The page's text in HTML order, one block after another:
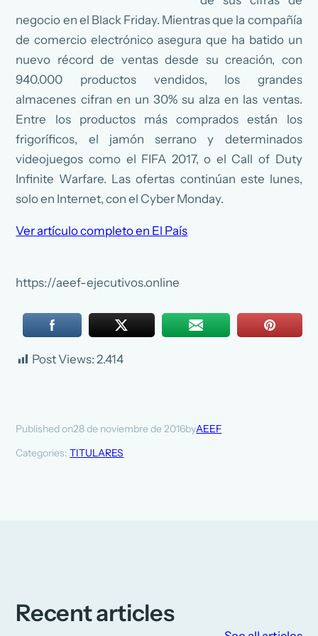
negocio en el Black Friday. Mientras que la compañía
de comercio electrónico asegura que ha batido un
nuevo récord de ventas desde su creación, con
940.000 productos vendidos, los grandes
almacenes cifran en un 30% su alza en las ventas.
Entre los productos más comprados están los
frigoríficos, el jamón serrano y determinados
videojuegos como el FIFA 2017, o el Call of Duty
Infinite Warfare. Las ofertas continúan este lunes,
solo en Internet, con el Cyber Monday.
Ver artículo completo en El País
https://aeef-ejecutivos.online
Post Views: 2.414
Published on28 de noviembre de 2016byAEEF
Categories:TITULARES
Recent articles